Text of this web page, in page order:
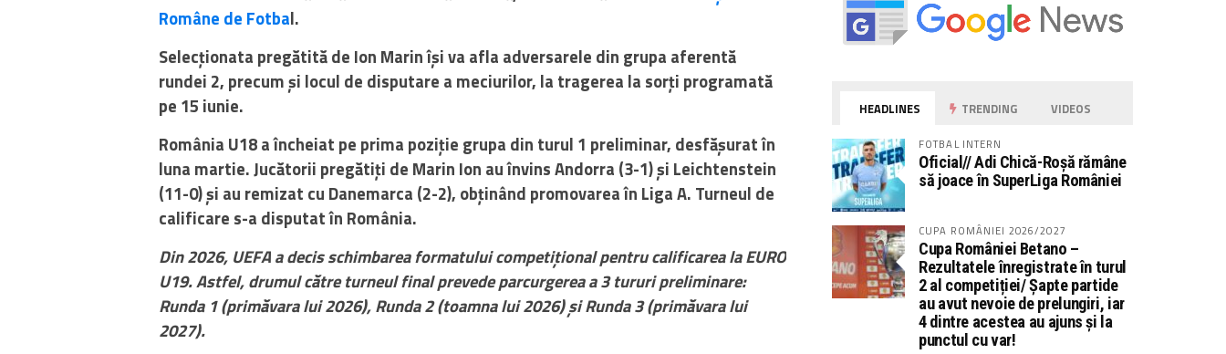
Române de Fotbal.
Selecționata pregătită de Ion Marin își va afla adversarele din grupa aferentă
rundei 2, precum și locul de disputare a meciurilor, la tragerea la sorți programată
pe 15 iunie.
România U18 a încheiat pe prima poziție grupa din turul 1 preliminar, desfășurat în
luna martie. Jucătorii pregătiți de Marin Ion au învins Andorra (3-1) și Leichtenstein
(11-0) și au remizat cu Danemarca (2-2), obținând promovarea în Liga A. Turneul de
calificare s-a disputat în România.
Din 2026, UEFA a decis schimbarea formatului competițional pentru calificarea la EURO
U19. Astfel, drumul către turneul final prevede parcurgerea a 3 tururi preliminare:
Runda 1 (primăvara lui 2026), Runda 2 (toamna lui 2026) și Runda 3 (primăvara lui
2027).
HEADLINES TRENDING VIDEOS
FOTBAL INTERN
Oficial// Adi Chică-Roșă rămâne
să joace în SuperLiga României
CUPA ROMÂNIEI 2026/2027
Cupa României Betano –
Rezultatele înregistrate în turul
2 al competiției/ Șapte partide
au avut nevoie de prelungiri, iar
4 dintre acestea au ajuns și la
punctul cu var!